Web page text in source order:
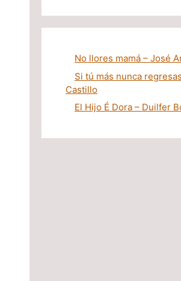
No llores mamá – José
Si tú más nunca
Castillo
El Hijo É Dora – Duilfer